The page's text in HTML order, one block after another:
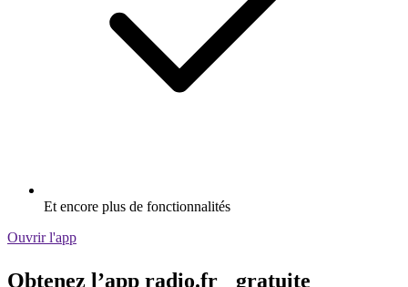
Et encore plus de fonctionnalités
Ouvrir l'app
Obtenez l’app radio.fr gratuite